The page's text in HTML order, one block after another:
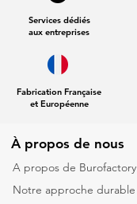
Services dédiés
aux entreprises
Fabrication Française
et Européenne
À propos de nous
A propos de Burofactory
Notre approche durable